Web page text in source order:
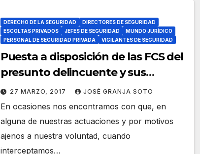
DERECHO DE LA SEGURIDAD
DIRECTORES DE SEGURIDAD
ESCOLTAS PRIVADOS
JEFES DE SEGURIDAD
MUNDO JURÍDICO
PERSONAL DE SEGURIDAD PRIVADA
VIGILANTES DE SEGURIDAD
Puesta a disposición de las FCS del
presunto delincuente y sus
efectos.
27 MARZO, 2017 JOSÉ GRANJA SOTO
En ocasiones nos encontramos con que, en
alguna de nuestras actuaciones y por motivos
ajenos a nuestra voluntad, cuando
interceptamos…